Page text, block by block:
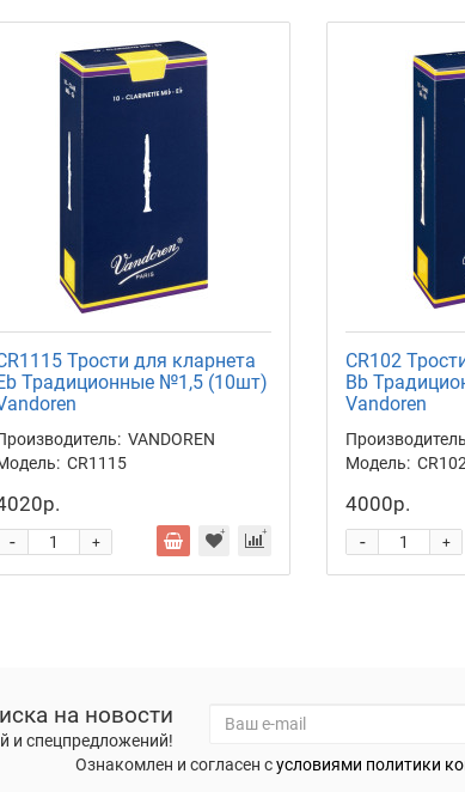
Трости для кларнета
Традиционные №1,5 (10шт)
VANDOREN
CR1115
+
-
CR102
Bb
Vandoren
Модель: CR102
4000р.
+
-
на новости
и спецпредложений!
Ознакомлен и согласен сусловиями политики